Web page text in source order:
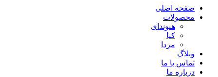
صفحه اصلی
محصولات
هیوندای
کیا
مزدا
وبلاگ
تماس با ما
درباره ما